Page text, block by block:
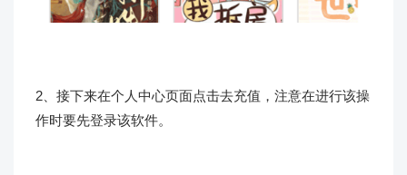
2、接下来在个人中心页面点击去充值，注意在进行该操
作时要先登录该软件。